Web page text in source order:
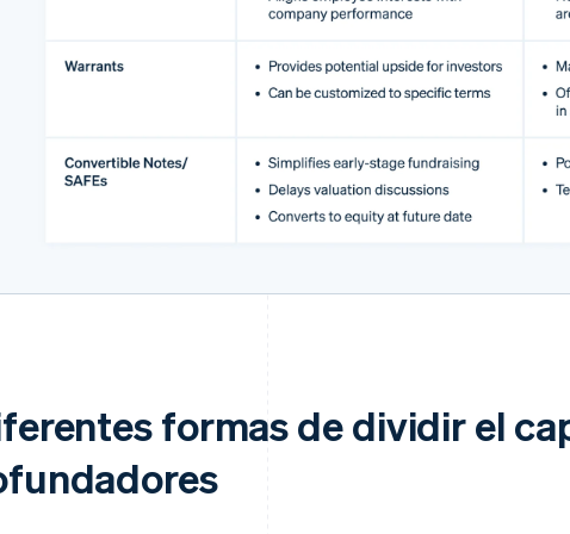
formas de dividir el